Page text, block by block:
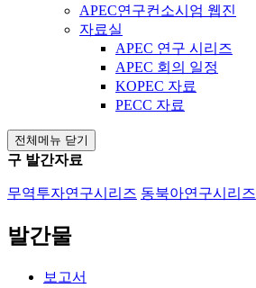
APEC연구컨소시엄 웹진
자료실
APEC 연구 시리즈
APEC 회의 일정
KOPEC 자료
PECC 자료
전체메뉴 닫기
구 발간자료
무역투자연구시리즈 동북아연구시리즈
발간물
보고서